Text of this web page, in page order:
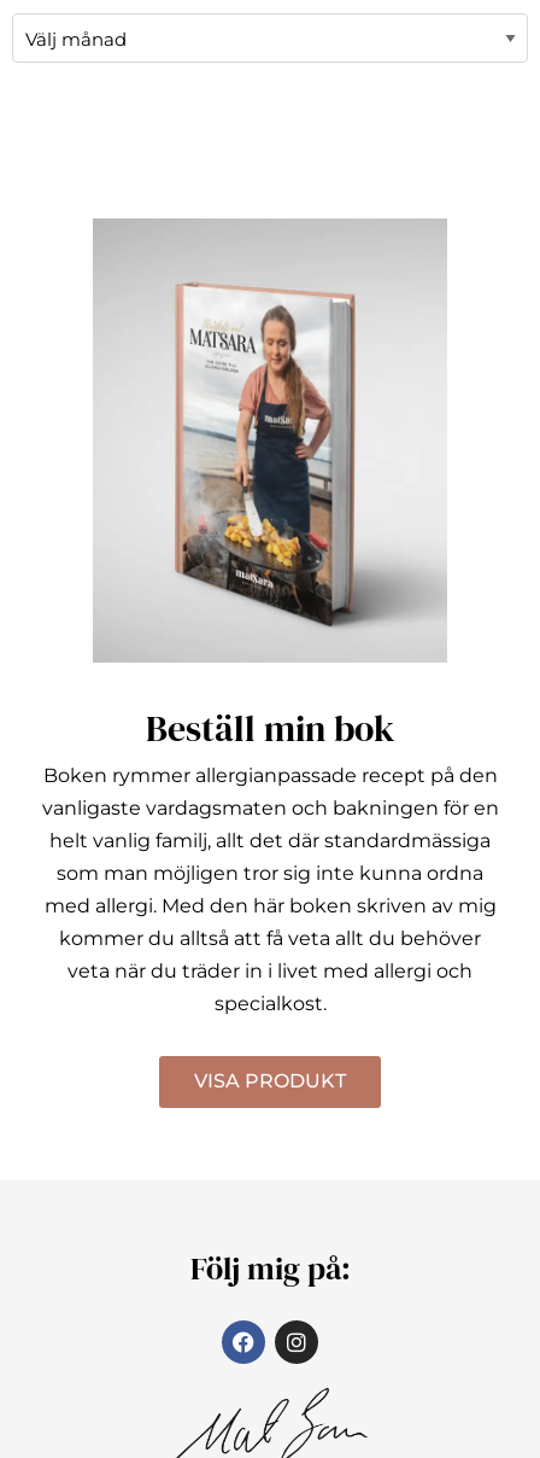
Beställ min bok
Boken rymmer allergianpassade recept på den
vanligaste vardagsmaten och bakningen för en
helt vanlig familj, allt det där standardmässiga
som man möjligen tror sig inte kunna ordna
med allergi. Med den här boken skriven av mig
kommer du alltså att få veta allt du behöver
veta när du träder in i livet med allergi och
specialkost.
VISA PRODUKT
Följ mig på: